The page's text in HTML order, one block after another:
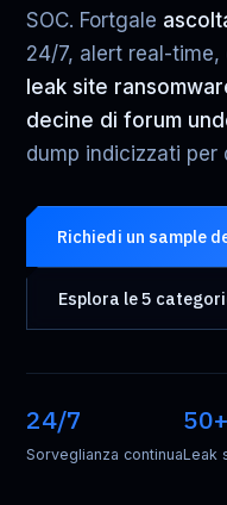
SOC. Fortgale
24/7, alert real-
leak site
decine di forum
dump indicizzati per
Richiedi un sample
Esplora le 5
24/7
Sorveglianza continua
50+
Leak